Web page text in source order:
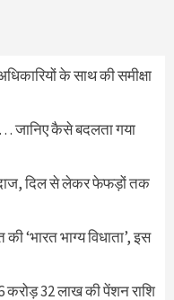
के साथ की समीक्षा
जानिए कैसे बदलता गया
दिल से लेकर फेफड़ों तक
‘भारत भाग्य विधाता’, इस
करोड़ 32 लाख की पेंशन राशि